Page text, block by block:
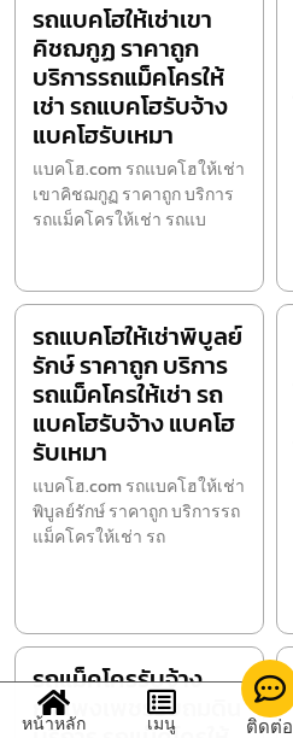
รถแบคโฮให้เช่าเขา
คิชฌกูฏ ราคาถูก
บริการรถแม็คโครให้
เช่า รถแบคโฮรับจ้าง
แบคโฮรับเหมา
แบคโฮ.com รถแบคโฮให้เช่า
เขาคิชฌกูฏ ราคาถูก บริการ
รถแม็คโครให้เช่า รถแบ
รถแบคโฮให้เช่าพิบูลย์
รักษ์ ราคาถูก บริการ
รถแม็คโครให้เช่า รถ
แบคโฮรับจ้าง แบคโฮ
รับเหมา
แบคโฮ.com รถแบคโฮให้เช่า
พิบูลย์รักษ์ ราคาถูก บริการรถ
แม็คโครให้เช่า รถ
รถแม็คโครรับจ้าง
กำแพงเพชรรับถมดิน
หน้าหลัก เมนู ติดต่อ